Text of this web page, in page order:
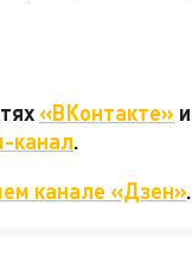
«ВКонтакте» и
канал.
канале «Дзен».